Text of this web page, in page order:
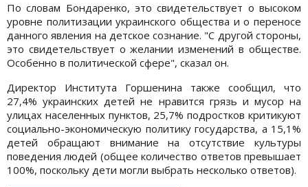
По словам Бондаренко, это свидетельствует о высоком
уровне политизации украинского общества и о переносе
данного явления на детское сознание. "С другой стороны,
это свидетельствует о желании изменений в обществе.
Особенно в политической сфере", сказал он.
Директор Института Горшенина также сообщил, что
27,4% украинских детей не нравится грязь и мусор на
улицах населенных пунктов, 25,7% подростков критикуют
социально-экономическую политику государства, а 15,1%
детей обращают внимание на отсутствие культуры
поведения людей (общее количество ответов превышает
100%, поскольку дети могли выбрать несколько ответов).